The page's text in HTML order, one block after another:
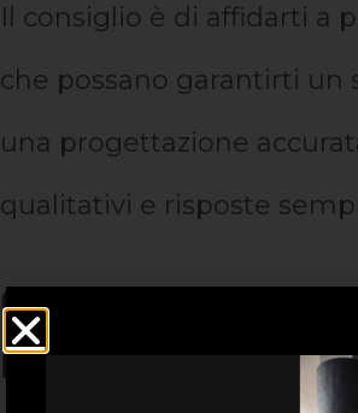
Il consiglio è di affidarti a
che possano garantirti un
una progettazione
qualitativi e risposte
Costo
bagno: le